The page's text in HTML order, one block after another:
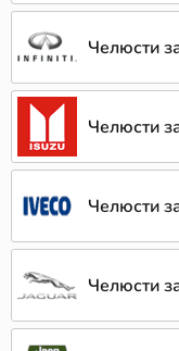
Челюсти
Челюсти
Челюсти
Челюсти